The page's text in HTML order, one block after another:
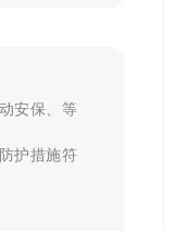
安保、等
护措施符